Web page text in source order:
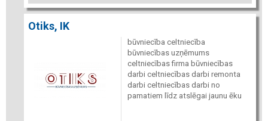
Otiks, IK
būvniecība celtniecība
būvniecības uzņēmums
celtniecības firma būvniecības
darbi celtniecības darbi remonta
darbi celtniecības darbi no
pamatiem līdz atslēgai jaunu ēku